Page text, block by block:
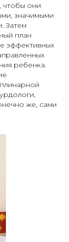
чтобы они
значимыми
Затем
план
эффективных
ребенка.
же, сами